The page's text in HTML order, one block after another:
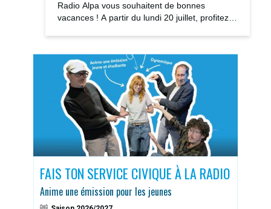
Radio Alpa vous souhaitent de bonnes
vacances ! A partir du lundi 20 juillet, profitez
FAIS TON SERVICE CIVIQUE À LA RADIO
Anime une émission pour les jeunes